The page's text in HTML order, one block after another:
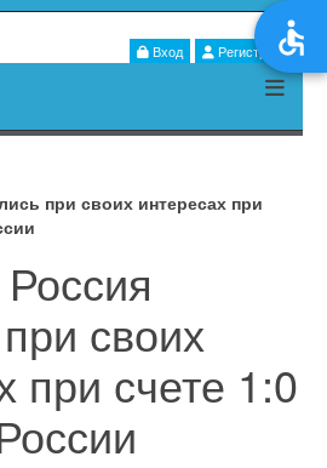
Вход Регистрация
при своих интересах при
своих
при счете 1:0